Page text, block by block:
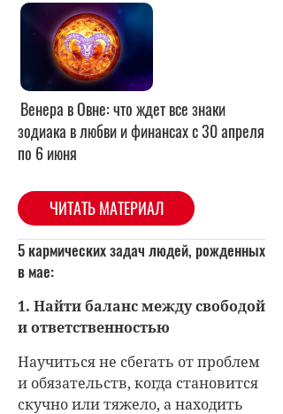
Венера в Овне: что ждет все знаки
зодиака в любви и финансах с 30 апреля
по 6 июня
ЧИТАТЬ МАТЕРИАЛ
5 кармических задач людей, рожденных
в мае:
1. Найти баланс между свободой
и ответственностью
Научиться не сбегать от проблем
и обязательств, когда становится
скучно или тяжело, а находить